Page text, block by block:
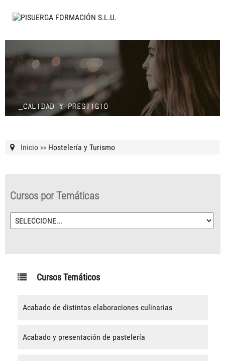
Inicio >> Hostelería y Turismo
Cursos por Temáticas
Cursos Temáticos
Acabado de distintas elaboraciones culinarias
Acabado y presentación de pastelería